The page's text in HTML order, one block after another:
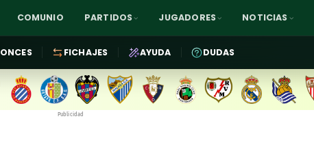
COMUNIO PARTIDOS JUGADORES NOTICIAS
ONCES FICHAJES AYUDA DUDAS
Publicidad